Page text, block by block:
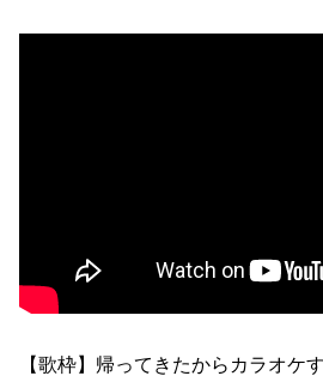
【歌枠】帰ってきたからカラオケ